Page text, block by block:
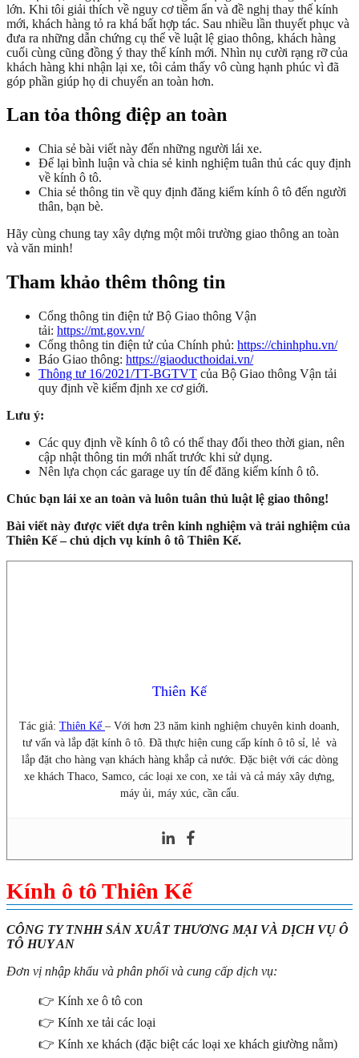
lớn. Khi tôi giải thích về nguy cơ tiềm ẩn và đề nghị thay thế kính
mới, khách hàng tỏ ra khá bất hợp tác. Sau nhiều lần thuyết phục và
đưa ra những dẫn chứng cụ thể về luật lệ giao thông, khách hàng
cuối cùng cũng đồng ý thay thế kính mới. Nhìn nụ cười rạng rỡ của
khách hàng khi nhận lại xe, tôi cảm thấy vô cùng hạnh phúc vì đã
góp phần giúp họ di chuyển an toàn hơn.
Lan tỏa thông điệp an toàn
Chia sẻ bài viết này đến những người lái xe.
Để lại bình luận và chia sẻ kinh nghiệm tuân thủ các quy định
về kính ô tô.
Chia sẻ thông tin về quy định đăng kiểm kính ô tô đến người
thân, bạn bè.
Hãy cùng chung tay xây dựng một môi trường giao thông an toàn
và văn minh!
Tham khảo thêm thông tin
Cổng thông tin điện tử Bộ Giao thông Vận
tải: https://mt.gov.vn/
Cổng thông tin điện tử của Chính phủ: https://chinhphu.vn/
Báo Giao thông: https://giaoducthoidai.vn/
Thông tư 16/2021/TT-BGTVT của Bộ Giao thông Vận tải
quy định về kiểm định xe cơ giới.
Lưu ý:
Các quy định về kính ô tô có thể thay đổi theo thời gian, nên
cập nhật thông tin mới nhất trước khi sử dụng.
Nên lựa chọn các garage uy tín để đăng kiểm kính ô tô.
Chúc bạn lái xe an toàn và luôn tuân thủ luật lệ giao thông!
Bài viết này được viết dựa trên kinh nghiệm và trải nghiệm của
Thiên Kế – chủ dịch vụ kính ô tô Thiên Kế.
Thiên Kế
Tác giả: Thiên Kế – Với hơn 23 năm kinh nghiệm chuyên kinh doanh,
tư vấn và lắp đặt kính ô tô. Đã thực hiện cung cấp kính ô tô sỉ, lẻ và
lắp đặt cho hàng vạn khách hàng khắp cả nước. Đặc biệt với các dòng
xe khách Thaco, Samco, các loại xe con, xe tải và cả máy xây dựng,
máy ủi, máy xúc, cần cẩu.
Kính ô tô Thiên Kế
CÔNG TY TNHH SẢN XUÂT THƯƠNG MẠI VÀ DỊCH VỤ Ô
TÔ HUY AN
Đơn vị nhập khẩu và phân phối và cung cấp dịch vụ:
👉 Kính xe ô tô con
👉 Kính xe tải các loại
👉 Kính xe khách (đặc biệt các loại xe khách giường nằm)